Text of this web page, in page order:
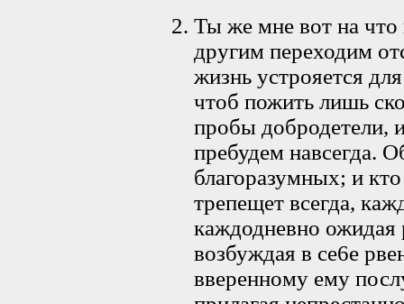
Ты же мне вот на
другим переходим
жизнь устрояется
чтоб пожить лишь
пробы добродетели,
пребудем навсегда.
благоразумных; и
трепещет всегда,
каждодневно ожидая
возбуждая в се6е
вверенному ему